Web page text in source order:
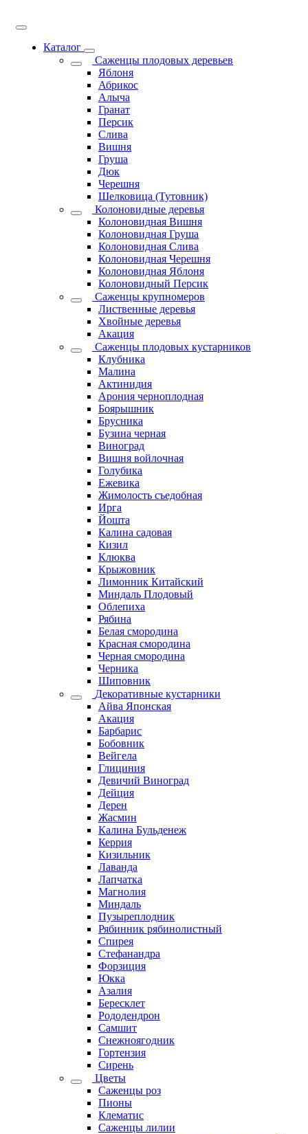
Каталог
Саженцы плодовых деревьев
Яблоня
Абрикос
Алыча
Гранат
Персик
Слива
Вишня
Груша
Дюк
Черешня
Шелковица (Тутовник)
Колоновидные деревья
Колоновидная Вишня
Колоновидная Груша
Колоновидная Слива
Колоновидная Черешня
Колоновидная Яблоня
Колоновидный Персик
Саженцы крупномеров
Лиственные деревья
Хвойные деревья
Акация
Саженцы плодовых кустарников
Клубника
Малина
Актинидия
Арония черноплодная
Боярышник
Брусника
Бузина черная
Виноград
Вишня войлочная
Голубика
Ежевика
Жимолость съедобная
Ирга
Йошта
Калина садовая
Кизил
Клюква
Крыжовник
Лимонник Китайский
Миндаль Плодовый
Облепиха
Рябина
Белая смородина
Красная смородина
Черная смородина
Черника
Шиповник
Декоративные кустарники
Айва Японская
Акация
Барбарис
Бобовник
Вейгела
Глициния
Девичий Виноград
Дейция
Дерен
Жасмин
Калина Бульденеж
Керрия
Кизильник
Лаванда
Лапчатка
Магнолия
Миндаль
Пузыреплодник
Рябинник рябинолистный
Спирея
Стефанандра
Форзиция
Юкка
Азалия
Бересклет
Рододендрон
Самшит
Снежноягодник
Гортензия
Сирень
Цветы
Саженцы роз
Пионы
Клематис
Саженцы лилии